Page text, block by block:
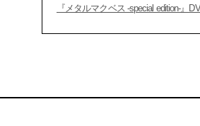
『メタルマクベス -special edition-』